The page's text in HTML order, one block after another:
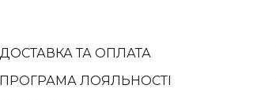
ДОСТАВКА ТА ОПЛАТА
ПРОГРАМА ЛОЯЛЬНОСТІ